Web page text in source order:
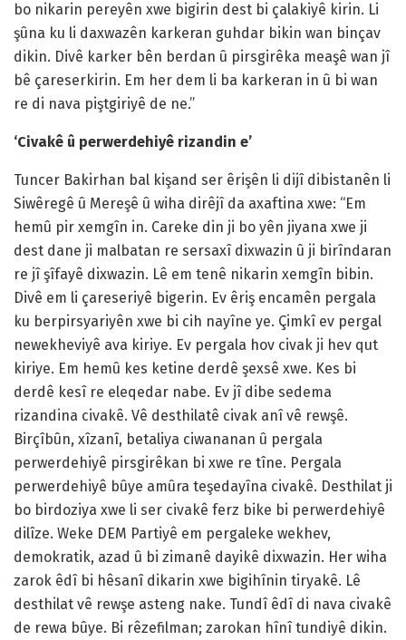
bo nikarin pereyên xwe bigirin dest bi çalakiyê kirin. Li
şûna ku li daxwazên karkeran guhdar bikin wan binçav
dikin. Divê karker bên berdan û pirsgirêka meaşê wan jî
bê çareserkirin. Em her dem li ba karkeran in û bi wan
re di nava piştgiriyê de ne.”
‘Civakê û perwerdehiyê rizandin e’
Tuncer Bakirhan bal kişand ser êrişên li dijî dibistanên li
Siwêregê û Mereşê û wiha dirêjî da axaftina xwe: “Em
hemû pir xemgîn in. Careke din ji bo yên jiyana xwe ji
dest dane ji malbatan re sersaxî dixwazin û ji birîndaran
re jî şîfayê dixwazin. Lê em tenê nikarin xemgîn bibin.
Divê em li çareseriyê bigerin. Ev êriş encamên pergala
ku berpirsyariyên xwe bi cih nayîne ye. Çimkî ev pergal
newekheviyê ava kiriye. Ev pergala hov civak ji hev qut
kiriye. Em hemû kes ketine derdê şexsê xwe. Kes bi
derdê kesî re eleqedar nabe. Ev jî dibe sedema
rizandina civakê. Vê desthilatê civak anî vê rewşê.
Birçîbûn, xîzanî, betaliya ciwananan û pergala
perwerdehiyê pirsgirêkan bi xwe re tîne. Pergala
perwerdehiyê bûye amûra teşedayîna civakê. Desthilat ji
bo birdoziya xwe li ser civakê ferz bike bi perwerdehiyê
dilîze. Weke DEM Partiyê em pergaleke wekhev,
demokratik, azad û bi zimanê dayikê dixwazin. Her wiha
zarok êdî bi hêsanî dikarin xwe bigihînin tiryakê. Lê
desthilat vê rewşe asteng nake. Tundî êdî di nava civakê
de rewa bûye. Bi rêzefilman; zarokan hînî tundiyê dikin.